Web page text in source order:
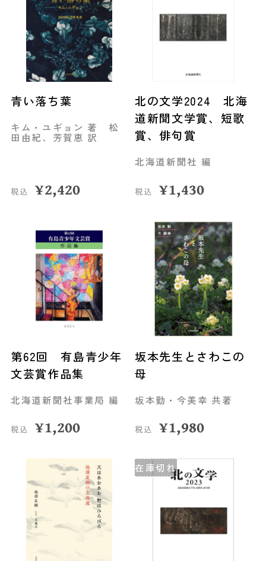
青い落ち葉
キム・ユギョン 著 松
田由紀、芳賀恵 訳
税込 ¥2,420
北の文学2024 北海
道新聞文学賞、短歌
賞、俳句賞
北海道新聞社 編
税込 ¥1,430
第62回 有島青少年
文芸賞作品集
北海道新聞社事業局 編
税込 ¥1,200
坂本先生とさわこの
母
坂本勤・今美幸 共著
税込 ¥1,980
在庫切れ